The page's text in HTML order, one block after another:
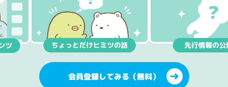
会員登録してみる（無料）